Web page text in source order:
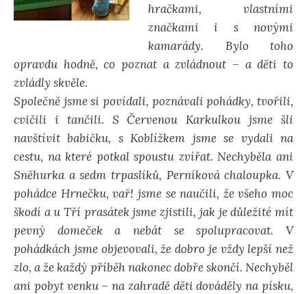
hračkami, vlastními
značkami i s novými
kamarády. Bylo toho
opravdu hodně, co poznat a zvládnout – a děti to
zvládly skvěle.
Společně jsme si povídali, poznávali pohádky, tvořili,
cvičili i tančili. S Červenou Karkulkou jsme šli
navštívit babičku, s Koblížkem jsme se vydali na
cestu, na které potkal spoustu zvířat. Nechyběla ani
Sněhurka a sedm trpaslíků, Perníková chaloupka. V
pohádce Hrnečku, vař! jsme se naučili, že všeho moc
škodí a u Tří prasátek jsme zjistili, jak je důležité mít
pevný domeček a nebát se spolupracovat. V
pohádkách jsme objevovali, že dobro je vždy lepší než
zlo, a že každý příběh nakonec dobře skončí. Nechyběl
ani pobyt venku – na zahradě děti dováděly na písku,